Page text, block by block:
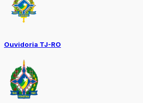
Ouvidoria TJ-RO